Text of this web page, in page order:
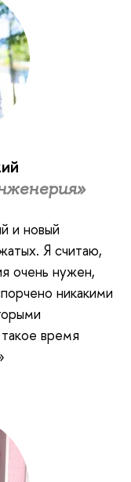
и новый
Я считаю,
очень нужен,
никакими
время